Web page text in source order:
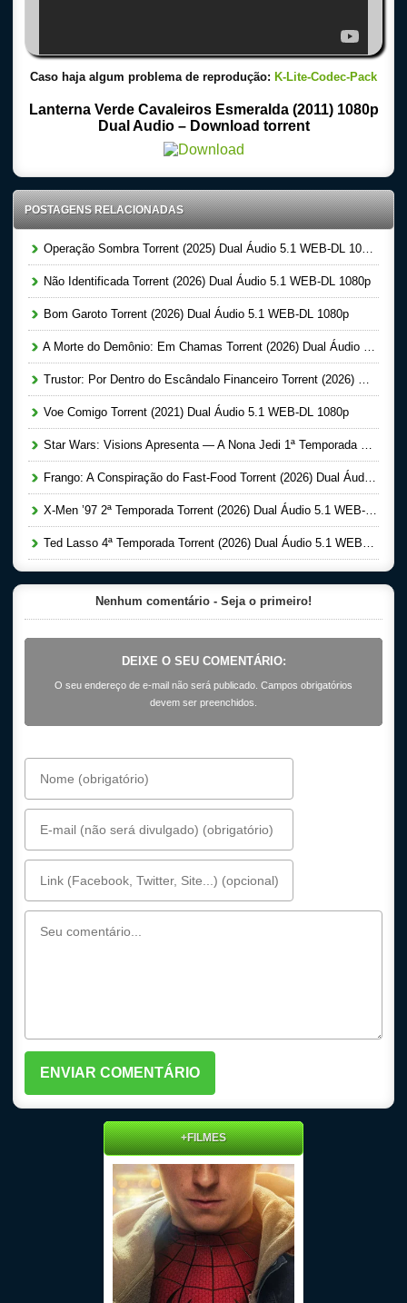
Caso haja algum problema de reprodução: K-Lite-Codec-Pack
Lanterna Verde Cavaleiros Esmeralda (2011) 1080p
Dual Audio – Download torrent
POSTAGENS RELACIONADAS
Operação Sombra Torrent (2025) Dual Áudio 5.1 WEB-DL 1080p
Não Identificada Torrent (2026) Dual Áudio 5.1 WEB-DL 1080p
Bom Garoto Torrent (2026) Dual Áudio 5.1 WEB-DL 1080p
A Morte do Demônio: Em Chamas Torrent (2026) Dual Áudio WEB-DL 720p | 1080p
Trustor: Por Dentro do Escândalo Financeiro Torrent (2026) Dual Áudio 5.1 WEB-DL 1080p
Voe Comigo Torrent (2021) Dual Áudio 5.1 WEB-DL 1080p
Star Wars: Visions Apresenta — A Nona Jedi 1ª Temporada Completa Torrent (2026) Dual Áudio 5.1 WEB-DL 1080p
Frango: A Conspiração do Fast-Food Torrent (2026) Dual Áudio 5.1 WEB-DL 1080p
X-Men ’97 2ª Temporada Torrent (2026) Dual Áudio 5.1 WEB-DL 1080p
Ted Lasso 4ª Temporada Torrent (2026) Dual Áudio 5.1 WEB-DL 1080p
Nenhum comentário - Seja o primeiro!
DEIXE O SEU COMENTÁRIO:
O seu endereço de e-mail não será publicado. Campos obrigatórios
devem ser preenchidos.
+FILMES